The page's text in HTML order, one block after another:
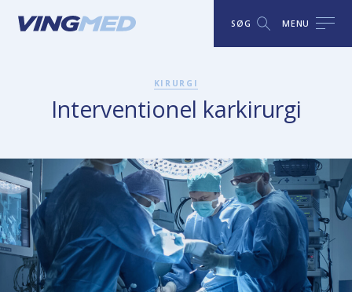
SØG MENU
KIRURGI
Interventionel karkirurgi